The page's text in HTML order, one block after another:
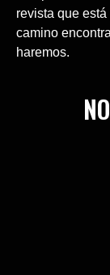
revista que
camino
haremos.